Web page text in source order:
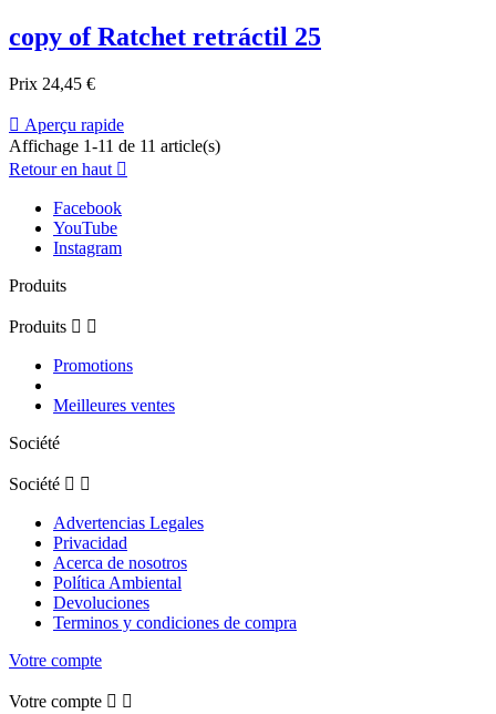
copy of Ratchet retráctil 25
Prix 24,45 €
 Aperçu rapide
Affichage 1-11 de 11 article(s)
Retour en haut 
Facebook
YouTube
Instagram
Produits
Produits  
Promotions
Meilleures ventes
Société
Société  
Advertencias Legales
Privacidad
Acerca de nosotros
Política Ambiental
Devoluciones
Terminos y condiciones de compra
Votre compte
Votre compte  